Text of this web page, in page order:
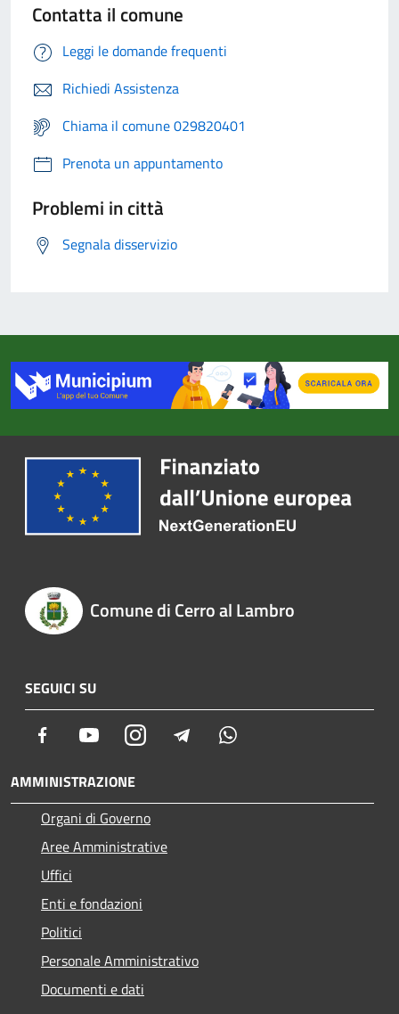
Contatta il comune
Leggi le domande frequenti
Richiedi Assistenza
Chiama il comune 029820401
Prenota un appuntamento
Problemi in città
Segnala disservizio
Comune di Cerro al Lambro
SEGUICI SU
Facebook YoutubeInstagram Telegram
AMMINISTRAZIONE
Organi di Governo
Aree Amministrative
Uffici
Enti e fondazioni
Politici
Personale Amministrativo
Documenti e dati